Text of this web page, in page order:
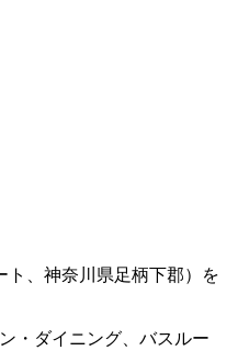
ト、神奈川県足柄下郡）を
・ダイニング、バスルー